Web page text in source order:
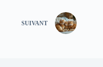
SUIVANT